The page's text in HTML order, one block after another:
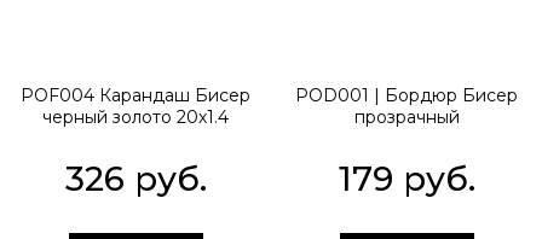
POF004 Карандаш Бисер
черный золото 20х1.4
326 руб.
POD001 | Бордюр Бисер
прозрачный
179 руб.